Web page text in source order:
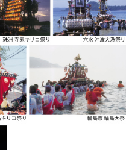
を表示してお
は紺ハカマに
提案しており